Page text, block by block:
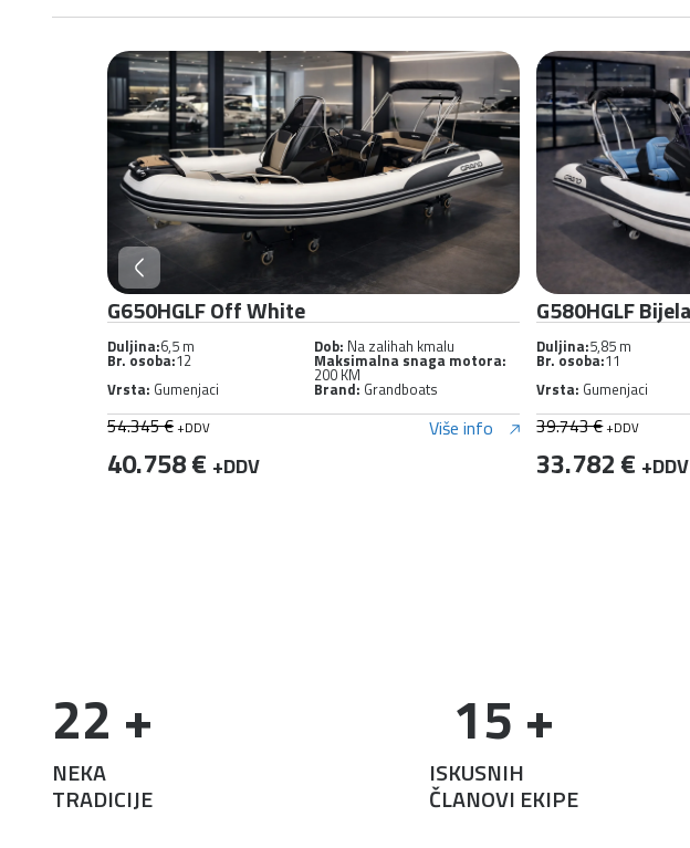
G580HGLF Bijela - Duks
Duljina:5,85 m Dob: Na zalihah kmalu
Br. osoba:11 Maksimalna snaga motora:
150 km
Vrsta: Gumenjaci Brand: Grandboats
39.743 € +DDV
33.782 € +DDV
Više info
G500GLF PVC
Duljina:4,95 m
Br. osoba:10
Vrsta: Gumenjaci
22.819 € +DDV
19.396 € +DDV
NEKA
TRADICIJE
22 +
ISKUSNIH
ČLANOVI EKIPE
15 +